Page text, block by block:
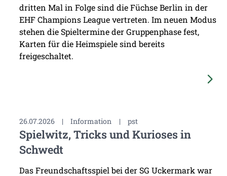
dritten Mal in Folge sind die Füchse Berlin in der
EHF Champions League vertreten. Im neuen Modus
stehen die Spieltermine der Gruppenphase fest,
Karten für die Heimspiele sind bereits
freigeschaltet.
26.07.2026 | Information | pst
Spielwitz, Tricks und Kurioses in
Schwedt
Das Freundschaftsspiel bei der SG Uckermark war